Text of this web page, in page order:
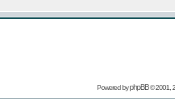
Powered byphpBB© 2001,